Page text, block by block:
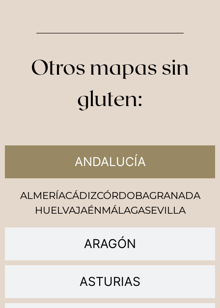
Otros mapas sin
gluten:
ANDALUCÍA
ARAGÓN
ASTURIAS
ALMERÍACÁDIZCÓRDOBAGRANADA
HUELVAJAÉNMÁLAGASEVILLA